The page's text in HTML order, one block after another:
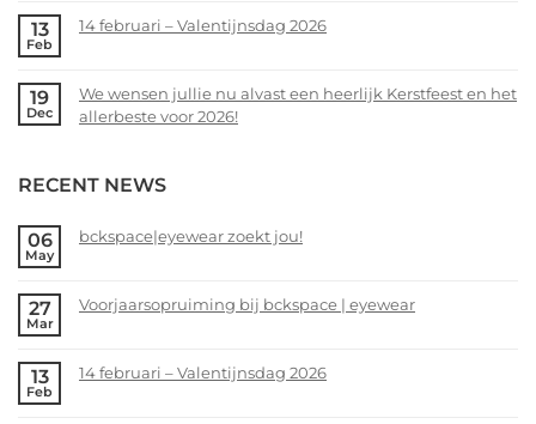
jou!
on
bckspace
|
13
Feb
14 februari – Valentijnsdag 2026
on
14
Valentijnsdag
19
Dec
We wensen jullie nu alvast een heerlijk Kerstfeest en het
allerbeste voor 2026!
on
wensen
alvast
Kerstfeest
RECENT NEWS
06
May
bckspace|eyewear zoekt jou!
on
jou!
27
Mar
Voorjaarsopruiming bij bckspace | eyewear
on
13
Feb
14 februari – Valentijnsdag 2026